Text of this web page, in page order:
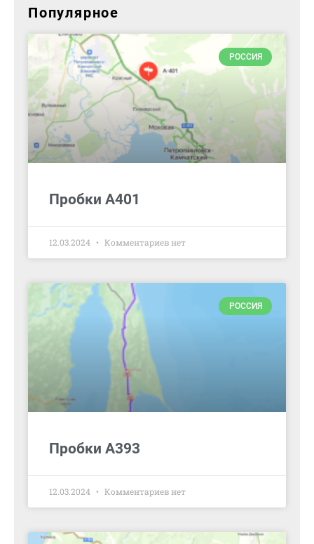
Популярное
РОССИЯ
Пробки А401
12.03.2024 Комментариев нет
РОССИЯ
Пробки А393
12.03.2024 Комментариев нет